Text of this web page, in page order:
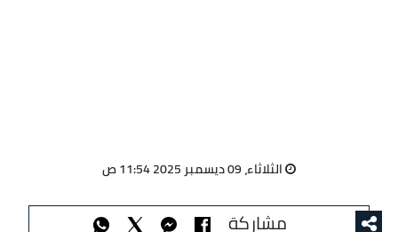
الثلاثاء، 09 ديسمبر 2025 11:54 ص
مشاركة